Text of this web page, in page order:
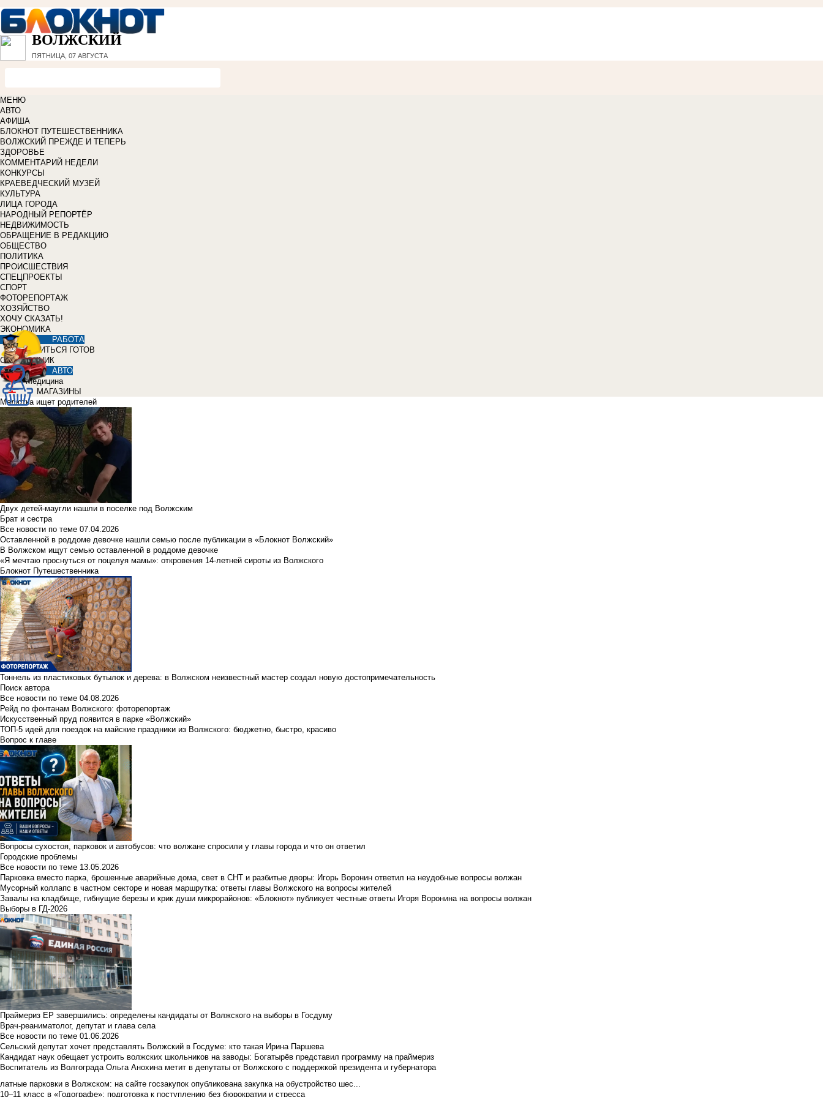
ВОЛЖСКИЙ
ПЯТНИЦА, 07 АВГУСТА
МЕНЮ
АВТО
АФИША
БЛОКНОТ ПУТЕШЕСТВЕННИКА
ВОЛЖСКИЙ ПРЕЖДЕ И ТЕПЕРЬ
ЗДОРОВЬЕ
КОММЕНТАРИЙ НЕДЕЛИ
КОНКУРСЫ
КРАЕВЕДЧЕСКИЙ МУЗЕЙ
КУЛЬТУРА
ЛИЦА ГОРОДА
НАРОДНЫЙ РЕПОРТЁР
НЕДВИЖИМОСТЬ
ОБРАЩЕНИЕ В РЕДАКЦИЮ
ОБЩЕСТВО
ПОЛИТИКА
ПРОИСШЕСТВИЯ
СПЕЦПРОЕКТЫ
СПОРТ
ФОТОРЕПОРТАЖ
ХОЗЯЙСТВО
ХОЧУ СКАЗАТЬ!
ЭКОНОМИКА
РАБОТА
УЧИТЬСЯ ГОТОВ
СПРАВОЧНИК
АВТО
Медицина
МАГАЗИНЫ
Малютка ищет родителей
Двух детей-маугли нашли в поселке под Волжским
Брат и сестра
Все новости по теме 07.04.2026
Оставленной в роддоме девочке нашли семью после публикации в «Блокнот Волжский»
В Волжском ищут семью оставленной в роддоме девочке
«Я мечтаю проснуться от поцелуя мамы»: откровения 14-летней сироты из Волжского
Блокнот Путешественника
Тоннель из пластиковых бутылок и дерева: в Волжском неизвестный мастер создал новую достопримечательность
Поиск автора
Все новости по теме 04.08.2026
Рейд по фонтанам Волжского: фоторепортаж
Искусственный пруд появится в парке «Волжский»
ТОП-5 идей для поездок на майские праздники из Волжского: бюджетно, быстро, красиво
Вопрос к главе
Вопросы сухостоя, парковок и автобусов: что волжане спросили у главы города и что он ответил
Городские проблемы
Все новости по теме 13.05.2026
Парковка вместо парка, брошенные аварийные дома, свет в СНТ и разбитые дворы: Игорь Воронин ответил на неудобные вопросы волжан
Мусорный коллапс в частном секторе и новая маршрутка: ответы главы Волжского на вопросы жителей
Завалы на кладбище, гибнущие березы и крик души микрорайонов: «Блокнот» публикует честные ответы Игоря Воронина на вопросы волжан
Выборы в ГД-2026
Праймериз ЕР завершились: определены кандидаты от Волжского на выборы в Госдуму
Врач-реаниматолог, депутат и глава села
Все новости по теме 01.06.2026
Сельский депутат хочет представлять Волжский в Госдуме: кто такая Ирина Паршева
Кандидат наук обещает устроить волжских школьников на заводы: Богатырёв представил программу на праймериз
Воспитатель из Волгограда Ольга Анохина метит в депутаты от Волжского с поддержкой президента и губернатора
латные парковки в Волжском: на сайте госзакупок опубликована закупка на обустройство шес...
10–11 класс в «Годографе»: подготовка к поступлению без бюрократии и стресса